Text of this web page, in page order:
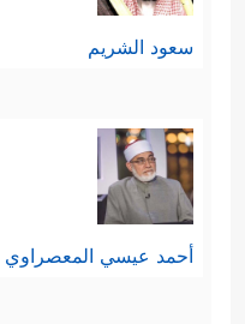
سعود الشريم
أحمد عيسي المعصراوي